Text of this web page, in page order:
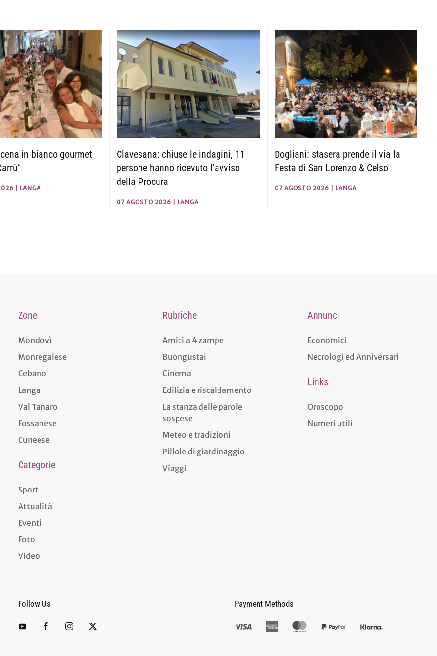
in bianco gourmet
LANGA
Clavesana: chiuse le indagini, 11
persone hanno ricevuto l'avviso
della Procura
07 AGOSTO 2026 LANGA
Dogliani: stasera prende il via la
Festa di San Lorenzo & Celso
07 AGOSTO 2026 LANGA
Zone
Mondovì
Monregalese
Cebano
Langa
Val Tanaro
Fossanese
Cuneese
Categorie
Sport
Attualità
Eventi
Foto
Video
Rubriche
Amici a 4 zampe
Buongustai
Cinema
Edilizia e riscaldamento
La stanza delle parole
sospese
Meteo e tradizioni
Pillole di giardinaggio
Viaggi
Annunci
Economici
Necrologi ed Anniversari
Links
Oroscopo
Numeri utili
Follow Us Payment Methods